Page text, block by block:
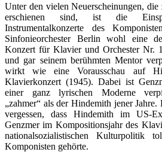
Unter den vielen Neuerscheinungen, die
erschienen sind, ist die
Instrumentalkonzerte des
Sinfonieorchester Berlin wohl eine
Konzert für Klavier und Orchester Nr.
und gar seinem berühmten Mentor
wirkt wie eine Vorausschau auf
Klavierkonzert (1945). Dabei ist
einer ganz lyrischen Moderne
„zahmer“ als der Hindemith jener
vergessen, dass Hindemith im US-
Genzmer im Kompositionsjahr des
nationalsozialistischen Kulturpolitik
Komponisten gehörte.